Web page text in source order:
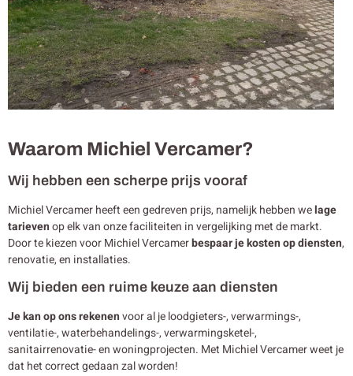
Waarom Michiel Vercamer?
Wij hebben een scherpe prijs vooraf
Michiel Vercamer heeft een gedreven prijs, namelijk hebben welage
tarievenop elk van onze faciliteiten in vergelijking met de markt.
Door te kiezen voor Michiel Vercamerbespaar je kosten op diensten,
renovatie, en installaties.
Wij bieden een ruime keuze aan diensten
Je kan op ons rekenenvoor al je loodgieters-, verwarmings-,
ventilatie-, waterbehandelings-, verwarmingsketel-,
sanitairrenovatie- en woningprojecten. Met Michiel Vercamer weet je
dat het correct gedaan zal worden!